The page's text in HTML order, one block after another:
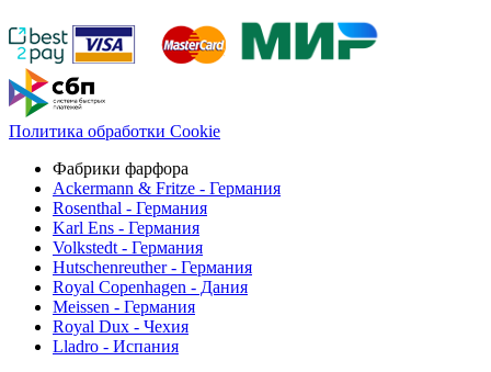
Политика обработки Cookie
Фабрики фарфора
Ackermann & Fritze - Германия
Rosenthal - Германия
Karl Ens - Германия
Volkstedt - Германия
Hutschenreuther - Германия
Royal Copenhagen - Дания
Meissen - Германия
Royal Dux - Чехия
Lladro - Испания